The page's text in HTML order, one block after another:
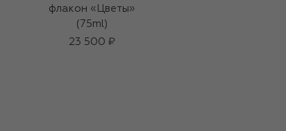
флакон «Цветы»
(75ml)
23 500 ₽